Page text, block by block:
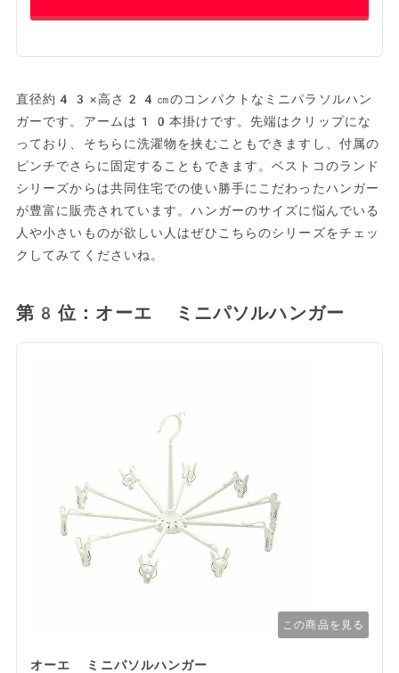
直径約43×高さ24㎝のコンパクトなミニパラソルハン
ガーです。アームは10本掛けです。先端はクリップにな
っており、そちらに洗濯物を挟むこともできますし、付属の
ピンチでさらに固定することもできます。ベストコのランド
シリーズからは共同住宅での使い勝手にこだわったハンガー
が豊富に販売されています。ハンガーのサイズに悩んでいる
人や小さいものが欲しい人はぜひこちらのシリーズをチェッ
クしてみてくださいね。
第8位：オーエ ミニパソルハンガー
この商品を見る
オーエ ミニパソルハンガー